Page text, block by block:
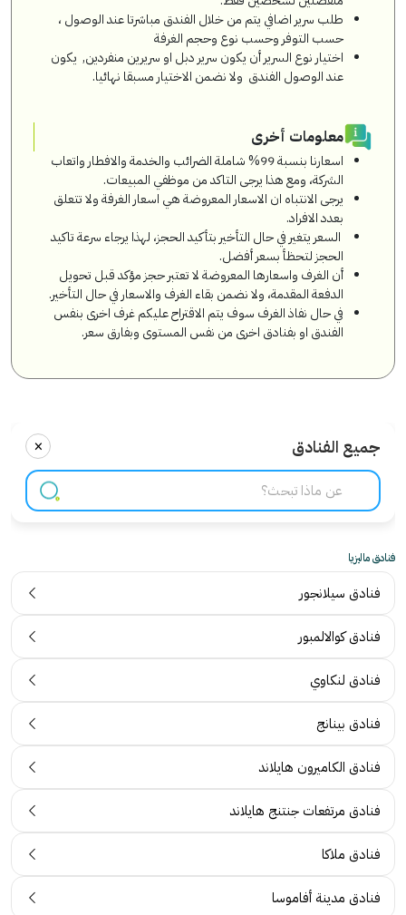
طلب سرير اضافي يتم من خلال الفندق مباشرتا عند الوصول ،
حسب التوفر وحسب نوع وحجم الغرفة
اختيار نوع السرير أن يكون سرير دبل او سريرين منفردين, يكون
عند الوصول الفندق ولا نضمن الاختيار مسبقا نهائيا.
معلومات أخرى
اسعارنا بنسبة 99% شاملة الضرائب والخدمة والافطار واتعاب
الشركة، ومع هذا يرجى التاكد من موظفي المبيعات.
يرجى الانتباه ان الاسعار المعروضة هي اسعار الغرفة ولا تتعلق
بعدد الافراد.
السعر يتغير في حال التأخير بتأكيد الحجز، لهذا يرجاء سرعة تاكيد
الحجز لتحظأ بسعر أفضل.
أن الغرف واسعارها المعروضة لا تعتبر حجز مؤكد قبل تحويل
الدفعة المقدمة، ولا نضمن بقاء الغرف والاسعار في حال التأخير.
في حال نفاذ الغرف سوف يتم الاقتراح عليكم غرف اخرى بنفس
الفندق او بفنادق اخرى من نفس المستوى وبفارق سعر.
جميع الفنادق ×
فنادق ماليزيا
فنادق سيلانجور
فنادق كوالالمبور
فنادق لنكاوي
فنادق بينانج
فنادق الكاميرون هايلاند
فنادق مرتفعات جنتنج هايلاند
فنادق ملاكا
فنادق مدينة أفاموسا